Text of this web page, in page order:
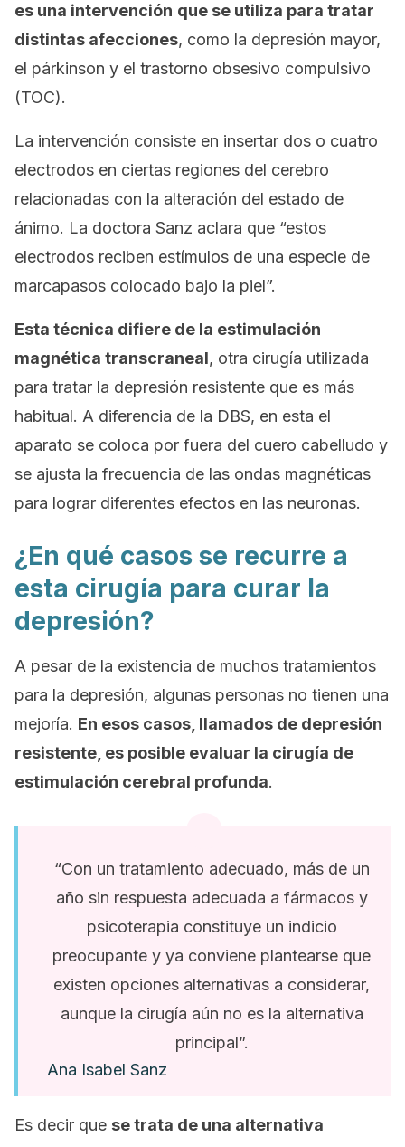
es una intervención que se utiliza para tratar
distintas afecciones, como la depresión mayor,
el párkinson y el trastorno obsesivo compulsivo
(TOC).
La intervención consiste en insertar dos o cuatro
electrodos en ciertas regiones del cerebro
relacionadas con la alteración del estado de
ánimo. La doctora Sanz aclara que “estos
electrodos reciben estímulos de una especie de
marcapasos colocado bajo la piel”.
Esta técnica difiere de la estimulación
magnética transcraneal, otra cirugía utilizada
para tratar la depresión resistente que es más
habitual. A diferencia de la DBS, en esta el
aparato se coloca por fuera del cuero cabelludo y
se ajusta la frecuencia de las ondas magnéticas
para lograr diferentes efectos en las neuronas.
¿En qué casos se recurre a
esta cirugía para curar la
depresión?
A pesar de la existencia de muchos tratamientos
para la depresión, algunas personas no tienen una
mejoría. En esos casos, llamados de depresión
resistente , es posible evaluar la cirugía de
estimulación cerebral profunda.
“Con un tratamiento adecuado, más de un
año sin respuesta adecuada a fármacos y
psicoterapia constituye un indicio
preocupante y ya conviene plantearse que
existen opciones alternativas a considerar,
aunque la cirugía aún no es la alternativa
principal”.
Ana Isabel Sanz
Es decir que se trata de una alternativa